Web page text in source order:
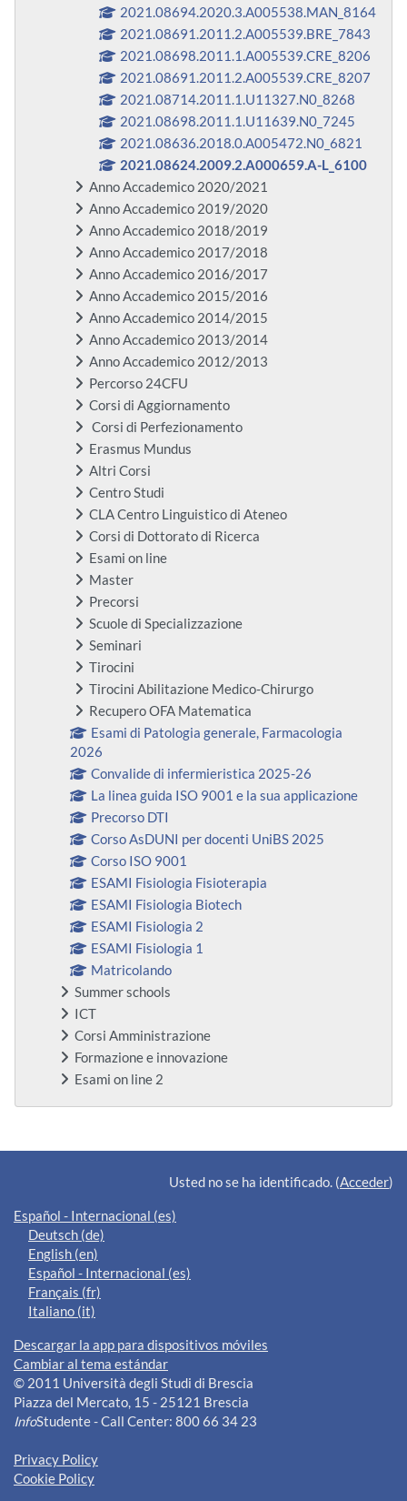
2021.08694.2020.3.A005538.MAN_8164
2021.08691.2011.2.A005539.BRE_7843
2021.08698.2011.1.A005539.CRE_8206
2021.08691.2011.2.A005539.CRE_8207
2021.08714.2011.1.U11327.N0_8268
2021.08698.2011.1.U11639.N0_7245
2021.08636.2018.0.A005472.N0_6821
2021.08624.2009.2.A000659.A-L_6100
Anno Accademico 2020/2021
Anno Accademico 2019/2020
Anno Accademico 2018/2019
Anno Accademico 2017/2018
Anno Accademico 2016/2017
Anno Accademico 2015/2016
Anno Accademico 2014/2015
Anno Accademico 2013/2014
Anno Accademico 2012/2013
Percorso 24CFU
Corsi di Aggiornamento
Corsi di Perfezionamento
Erasmus Mundus
Altri Corsi
Centro Studi
CLA Centro Linguistico di Ateneo
Corsi di Dottorato di Ricerca
Esami on line
Master
Precorsi
Scuole di Specializzazione
Seminari
Tirocini
Tirocini Abilitazione Medico-Chirurgo
Recupero OFA Matematica
Esami di Patologia generale, Farmacologia
2026
Convalide di infermieristica 2025-26
La linea guida ISO 9001 e la sua applicazione
Precorso DTI
Corso AsDUNI per docenti UniBS 2025
Corso ISO 9001
ESAMI Fisiologia Fisioterapia
ESAMI Fisiologia Biotech
ESAMI Fisiologia 2
ESAMI Fisiologia 1
Matricolando
Summer schools
ICT
Corsi Amministrazione
Formazione e innovazione
Esami on line 2
Bloques suplementarios
Usted no se ha identificado. (Acceder)
Español - Internacional ‎(es)‎
Deutsch ‎(de)‎
English ‎(en)‎
Español - Internacional ‎(es)‎
Français ‎(fr)‎
Italiano ‎(it)‎
Descargar la app para dispositivos móviles
Cambiar al tema estándar
© 2011 Università degli Studi di Brescia
Piazza del Mercato, 15 - 25121 Brescia
InfoStudente - Call Center: 800 66 34 23
Privacy Policy
Cookie Policy